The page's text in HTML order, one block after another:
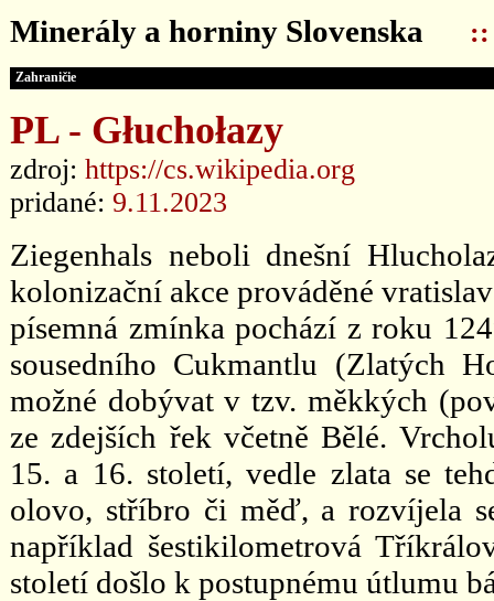
Minerály a horniny Slovenska ::
Zahraničie
PL - Głuchołazy
zdroj: https://cs.wikipedia.org
pridané: 9.11.2023
Ziegenhals neboli dnešní
kolonizační akce prováděné
písemná zmínka pochází z roku
sousedního Cukmantlu (Zlatých
možné dobývat v tzv. měkkých
ze zdejších řek včetně Bělé.
15. a 16. století, vedle zlata se
olovo, stříbro či měď, a rozvíjela
například šestikilometrová
století došlo k postupnému útlumu